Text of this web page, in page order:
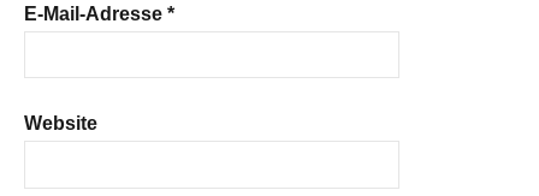
E-Mail-Adresse *
Website